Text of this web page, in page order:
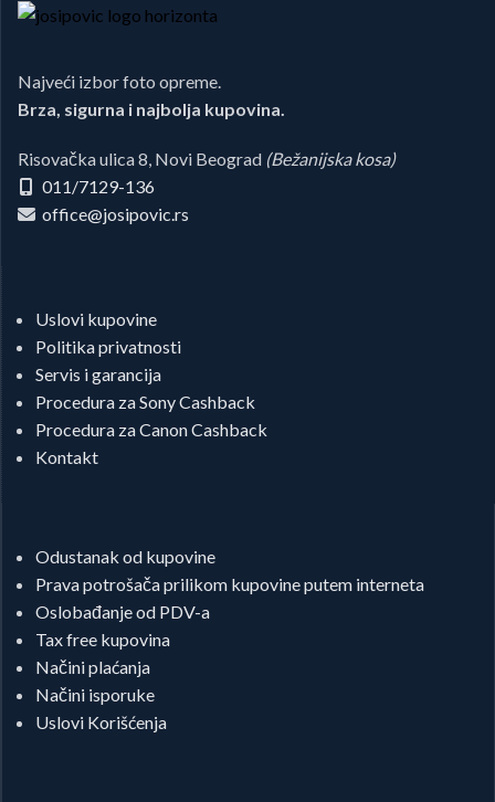
Najveći izbor foto opreme.
Brza, sigurna i najbolja kupovina.
Risovačka ulica 8, Novi Beograd (Bežanijska kosa)
011/7129-136
office@josipovic.rs
Uslovi kupovine
Politika privatnosti
Servis i garancija
Procedura za Sony Cashback
Procedura za Canon Cashback
Kontakt
Odustanak od kupovine
Prava potrošača prilikom kupovine putem interneta
Oslobađanje od PDV-a
Tax free kupovina
Načini plaćanja
Načini isporuke
Uslovi Korišćenja